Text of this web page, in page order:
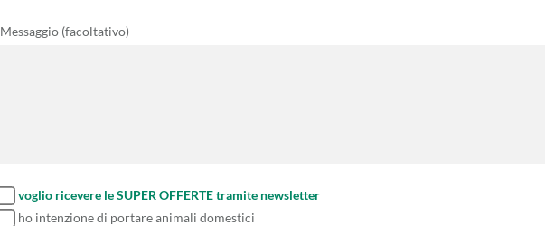
Messaggio (facoltativo)
voglio ricevere le SUPER OFFERTE tramite newsletter
ho intenzione di portare animali domestici